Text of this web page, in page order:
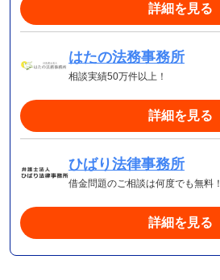
詳細を見る
はたの法務事務所
相談実績50万件以上！
詳細を見る
ひばり法律事務所
借金問題のご相談は何度でも無料！
詳細を見る